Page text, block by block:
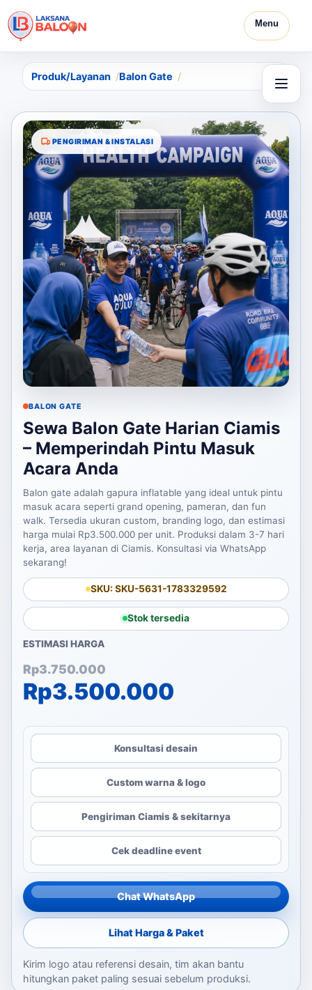
Menu
Produk/Layanan Balon Gate
PENGIRIMAN & INSTALASI
BALON GATE
Sewa Balon Gate Harian Ciamis
– Memperindah Pintu Masuk
Acara Anda
Balon gate adalah gapura inflatable yang ideal untuk pintu
masuk acara seperti grand opening, pameran, dan fun
walk. Tersedia ukuran custom, branding logo, dan estimasi
harga mulai Rp3.500.000 per unit. Produksi dalam 3-7 hari
kerja, area layanan di Ciamis. Konsultasi via WhatsApp
sekarang!
SKU: SKU-5631-1783329592
Stok tersedia
ESTIMASI HARGA
Rp3.750.000
Harga aslinya adalah:
Rp3.500.000
Harga saat ini adalah:
Konsultasi desain
Custom warna & logo
Pengiriman Ciamis & sekitarnya
Cek deadline event
Chat WhatsApp
Lihat Harga & Paket
Kirim logo atau referensi desain, tim akan bantu
hitungkan paket paling sesuai sebelum produksi.